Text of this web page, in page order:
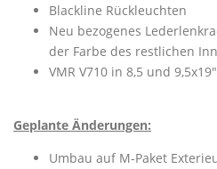
Blackline Rückleuchten
Neu bezogenes
der Farbe des restlichen
VMR V710 in 8,5 und
Geplante Änderungen:
Umbau auf M-Paket